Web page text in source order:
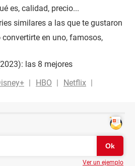
es, calidad, precio...
similares a las que te gustaron
convertirte en uno, famosos,
las 8 mejores
HBO
Netflix
Ver un ejemplo